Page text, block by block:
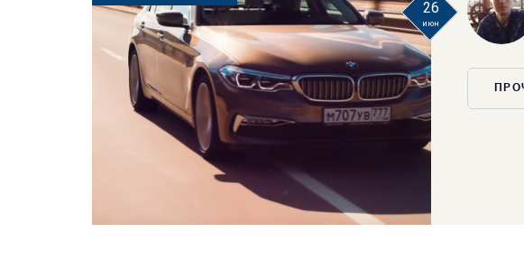
26
июн